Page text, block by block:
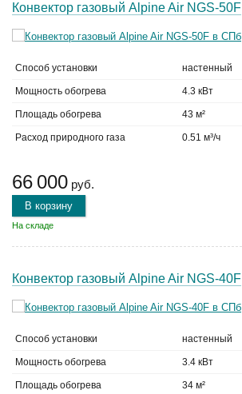
Конвектор газовый Alpine Air NGS-50F
Способ установки настенный
Мощность обогрева 4.3 кВт
Площадь обогрева 43 м²
Расход природного газа 0.51 м³/ч
66 000 руб.
В корзину
На складе
Конвектор газовый Alpine Air NGS-40F
Способ установки настенный
Мощность обогрева 3.4 кВт
Площадь обогрева 34 м²